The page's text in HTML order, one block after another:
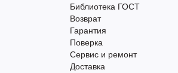
Библиотека ГОСТ
Возврат
Гарантия
Поверка
Сервис и ремонт
Доставка